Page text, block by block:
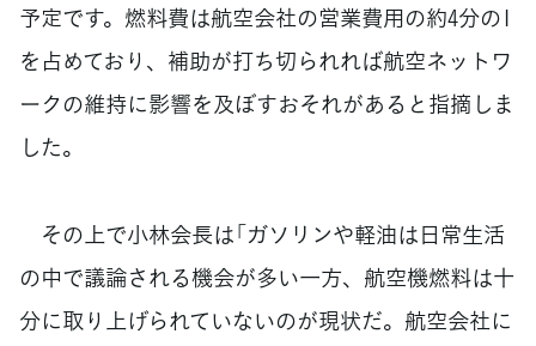
予定です。燃料費は航空会社の営業費用の約4分の1
を占めており、補助が打ち切られれば航空ネットワ
ークの維持に影響を及ぼすおそれがあると指摘しま
した。
その上で小林会長は「ガソリンや軽油は日常生活
の中で議論される機会が多い一方、航空機燃料は十
分に取り上げられていないのが現状だ。航空会社に